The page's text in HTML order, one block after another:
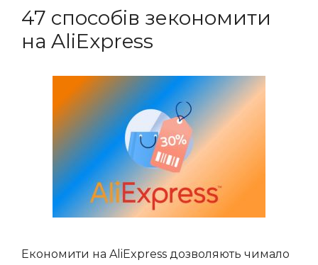
47 способів зекономити
на AliExpress
Економити на AliExpress дозволяють чимало